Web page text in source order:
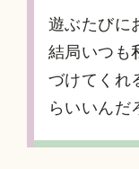
遊ぶたびに
結局いつも
づけてくれ
らいいん